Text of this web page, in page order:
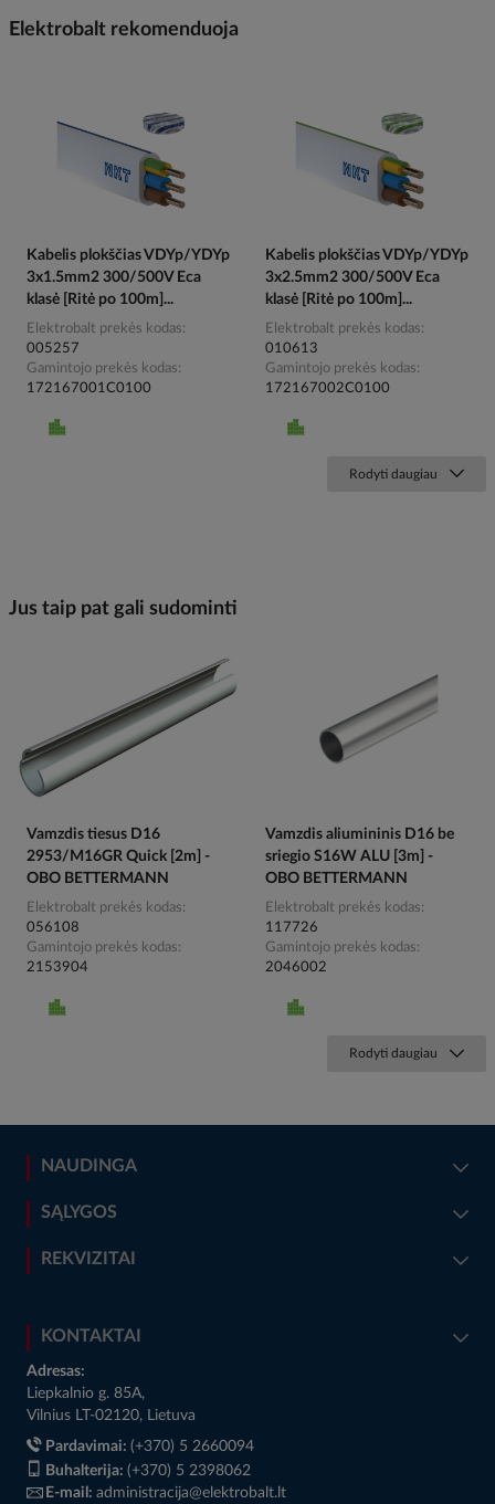
Elektrobalt rekomenduoja
Kabelis plokščias VDYp/YDYp
3x1.5mm2 300/500V Eca
klasė [Ritė po 100m]...
Elektrobalt prekės kodas
005257
Gamintojo prekės kodas
172167001C0100
Kabelis plokščias VDYp/YDYp
3x2.5mm2 300/500V Eca
klasė [Ritė po 100m]...
Elektrobalt prekės kodas
010613
Gamintojo prekės kodas
172167002C0100
Rodyti daugiau
Jus taip pat gali sudominti
Vamzdis tiesus D16
2953/M16GR Quick [2m] -
OBO BETTERMANN
Elektrobalt prekės kodas
056108
Gamintojo prekės kodas
2153904
Vamzdis aliumininis D16 be
sriegio S16W ALU [3m] -
OBO BETTERMANN
Elektrobalt prekės kodas
117726
Gamintojo prekės kodas
2046002
Rodyti daugiau
NAUDINGA
SĄLYGOS
REKVIZITAI
KONTAKTAI
Adresas:
Liepkalnio g. 85A,
Vilnius LT-02120, Lietuva
Pardavimai: (+370) 5 2660094
Buhalterija: (+370) 5 2398062
E-mail: administracija@elektrobalt.lt